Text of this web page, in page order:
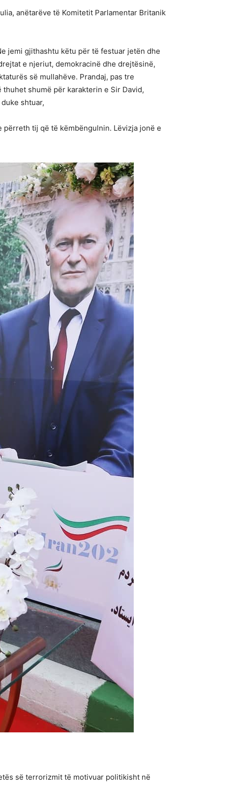
anëtarëve të Komitetit Parlamentar Britanik
jemi gjithashtu këtu për të festuar jetën dhe
e njeriut, demokracinë dhe drejtësinë,
së mullahëve. Prandaj, pas tre
shumë për karakterin e Sir David,
shtuar,
tij që të këmbëngulnin. Lëvizja jonë e
së terrorizmit të motivuar politikisht në